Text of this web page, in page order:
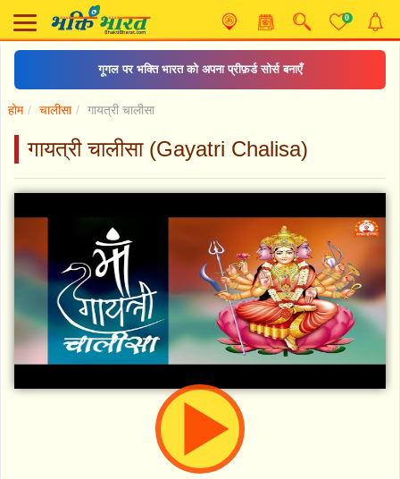
0
गूगल पर भक्ति भारत को अपना प्रीफ़र्ड सोर्स बनाएँ
होम चालीसा गायत्री चालीसा
गायत्री चालीसा (Gayatri Chalisa)